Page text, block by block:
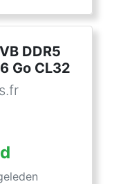
DDR5
Go CL32